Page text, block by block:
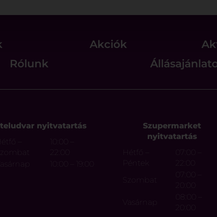
Akciók
Rólunk
nyitvatartás
–
22:00
Szupermarket
nyitvatartás
Hétfő –
Péntek
22:00
Szombat
20:00
Vasárnap
08:00 –
20:00